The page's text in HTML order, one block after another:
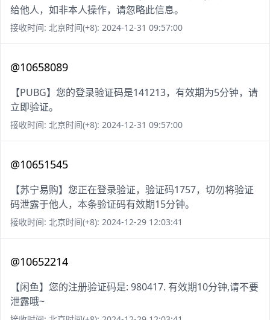
给他人，如非本人操作，请忽略此信息。
接收时间: 北京时间(+8): 2024-12-31 09:57:00
@10658089
【PUBG】您的登录验证码是141213，有效期为5分钟，请
立即验证。
接收时间: 北京时间(+8): 2024-12-31 09:57:00
@10651545
【苏宁易购】您正在登录验证，验证码1757，切勿将验证
码泄露于他人，本条验证码有效期15分钟。
接收时间: 北京时间(+8): 2024-12-29 12:03:41
@10652214
【闲鱼】您的注册验证码是: 980417. 有效期10分钟,请不要
泄露哦~